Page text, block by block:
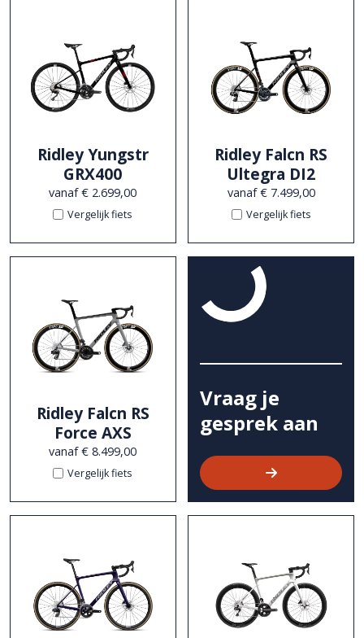
Ridley Yungstr
GRX400
vanaf € 2.699,00
Vergelijk fiets
Ridley Falcn RS
Ultegra DI2
vanaf € 7.499,00
Vergelijk fiets
Ridley Falcn RS
Force AXS
vanaf € 8.499,00
Vergelijk fiets
Vraag je
gesprek aan